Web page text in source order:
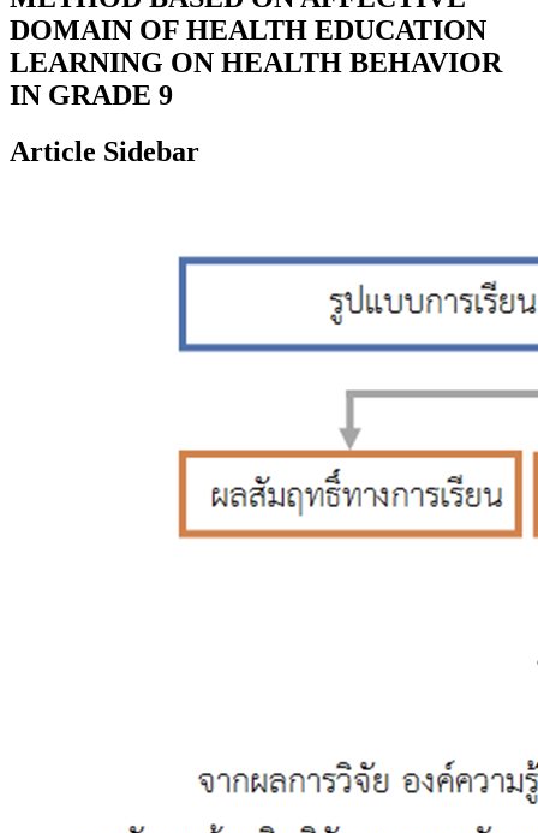
DOMAIN OF HEALTH EDUCATION
LEARNING ON HEALTH BEHAVIOR
IN GRADE 9
Article Sidebar